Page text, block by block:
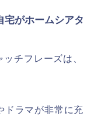
宅がホームシアタ
チフレーズは、
ドラマが非常に充